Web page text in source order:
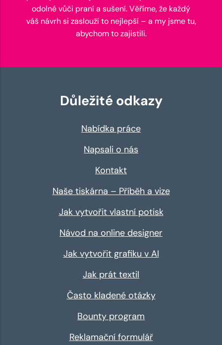
odolné vůči praní a sušení. Věříme, že každý
váš návrh si zaslouží to nejlepší – a my jsme tu,
abychom to zajistili.
Důležité odkazy
Nabídka práce
Napsali o nás
Kontakt
Naše tiskárna – Příběh a vize
Jak vytvořit vlastní potisk
Návod na online designer
Jak vytvořit grafiku v AI
Jak prát textil
Často kladené otázky
Bounty program
Reklamační formulář